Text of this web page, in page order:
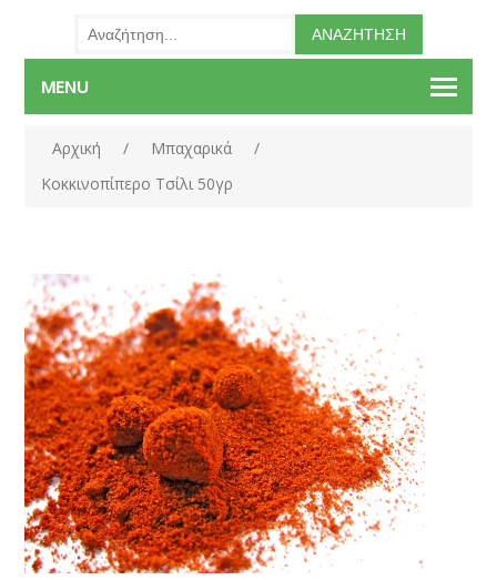
MENU
Αρχική / Μπαχαρικά
/
Κοκκινοπίπερο Τσίλι 50γρ